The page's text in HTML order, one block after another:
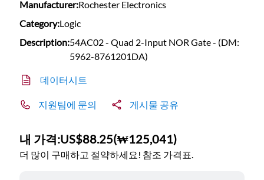
Manufacturer:Rochester Electronics
Category:Logic
Description:54AC02 - Quad 2-Input NOR Gate - (DM:
5962-8761201DA)
데이터시트
지원팀에 문의 게시물 공유
내 가격:US$88.25(₩125,041)
더 많이 구매하고 절약하세요! 참조 가격표.